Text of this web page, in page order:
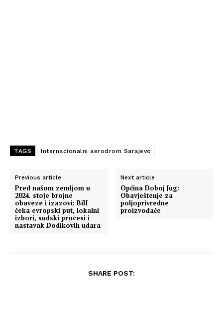
TAGS Internacionalni aerodrom Sarajevo
Previous article
Pred našom zemljom u
2024. stoje brojne
obaveze i izazovi: BiH
čeka evropski put, lokalni
izbori, sudski procesi i
nastavak Dodikovih udara
Next article
Općina Doboj Jug:
Obavještenje za
poljoprivredne
proizvođače
SHARE POST: